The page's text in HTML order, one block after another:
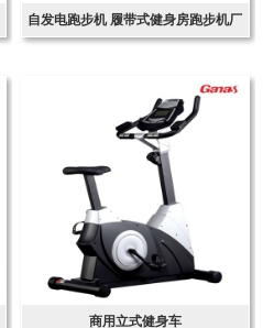
自发电跑步机 履带式健身房跑步机厂
商用立式健身车